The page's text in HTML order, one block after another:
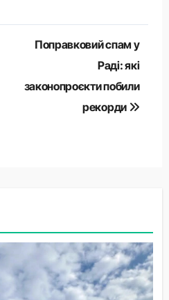
Поправковий спам у
Раді: які
законопроєкти побили
рекорди